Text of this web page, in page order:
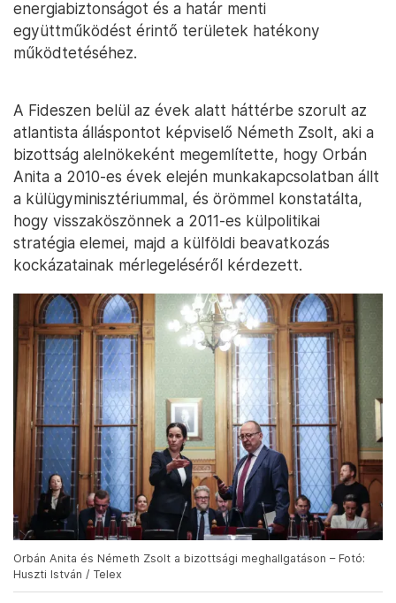
energiabiztonságot és a határ menti
együttműködést érintő területek hatékony
működtetéséhez.
A Fideszen belül az évek alatt háttérbe szorult az
atlantista álláspontot képviselő Németh Zsolt, aki a
bizottság alelnökeként megemlítette, hogy Orbán
Anita a 2010-es évek elején munkakapcsolatban állt
a külügyminisztériummal, és örömmel konstatálta,
hogy visszaköszönnek a 2011-es külpolitikai
stratégia elemei, majd a külföldi beavatkozás
kockázatainak mérlegeléséről kérdezett.
Orbán Anita és Németh Zsolt a bizottsági meghallgatáson – Fotó:
Huszti István / Telex